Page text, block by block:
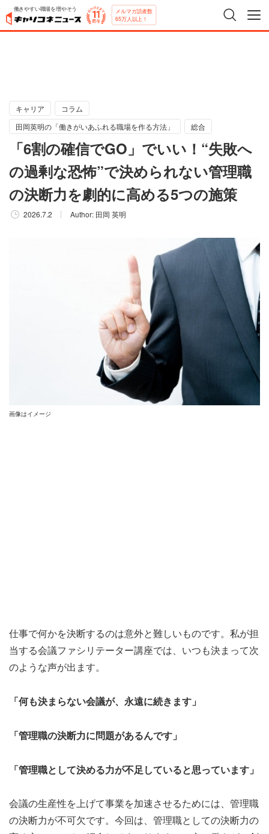
働きやすい職場を増やそう メルマガ読者数
65万人以上！
キャリア
コラム
田岡英明の「働きがいあふれる職場を作る方法」
総合
「6割の確信でGO」でいい！“失敗へ
の過剰な恐怖”で決められない管理職
の決断力を劇的に高める5つの施策
2026.7.2 Author: 田岡 英明
画像はイメージ
仕事で何かを決断するのは意外と難しいものです。私が担
当する会議ファシリテーター講座では、いつも決まって次
のような声が出ます。
「何も決まらない会議が、永遠に続きます」
「管理職の決断力に問題があるんです」
「管理職として決める力が不足していると思っています」
会議の生産性を上げて事業を加速させるためには、管理職
の決断力が不可欠です。今回は、管理職としての決断力の